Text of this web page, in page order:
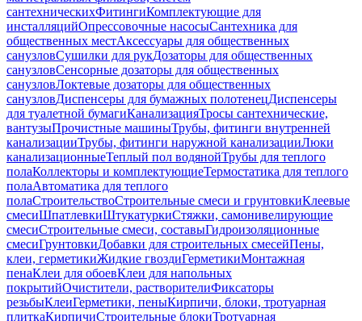
сантехническихФитингиКомплектующие для
инсталляцийОпрессовочные насосыСантехника для
общественных местАксессуары для общественных
санузловСушилки для рукДозаторы для общественных
санузловСенсорные дозаторы для общественных
санузловЛоктевые дозаторы для общественных
санузловДиспенсеры для бумажных полотенецДиспенсеры
для туалетной бумагиКанализацияТросы сантехнические,
вантузыПрочистные машиныТрубы, фитинги внутренней
канализацииТрубы, фитинги наружной канализацииЛюки
канализационныеТеплый пол водянойТрубы для теплого
полаКоллекторы и комплектующиеТермостатика для теплого
полаАвтоматика для теплого
полаСтроительствоСтроительные смеси и грунтовкиКлеевые
смесиШпатлевкиШтукатуркиСтяжки, самонивелирующие
смесиСтроительные смеси, составыГидроизоляционные
смесиГрунтовкиДобавки для строительных смесейПены,
клеи, герметикиЖидкие гвоздиГерметикиМонтажная
пенаКлеи для обоевКлеи для напольных
покрытийОчистители, растворителиФиксаторы
резьбыКлеиГерметики, пеныКирпичи, блоки, тротуарная
плиткаКирпичиСтроительные блокиТротуарная